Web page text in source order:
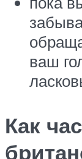
ваш
Как